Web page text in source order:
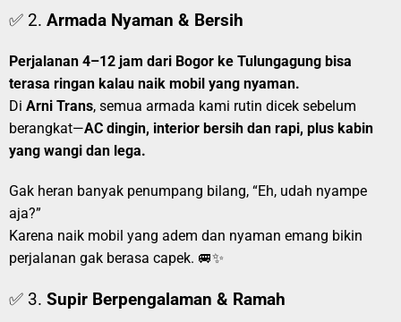
✅ 2. Armada Nyaman & Bersih
Perjalanan 4–12 jam dari Bogor ke Tulungagung bisa
terasa ringan kalau naik mobil yang nyaman.
Di Arni Trans, semua armada kami rutin dicek sebelum
berangkat—AC dingin, interior bersih dan rapi, plus kabin
yang wangi dan lega.
Gak heran banyak penumpang bilang, “Eh, udah nyampe
aja?”
Karena naik mobil yang adem dan nyaman emang bikin
perjalanan gak berasa capek. 🚐✨
✅ 3. Supir Berpengalaman & Ramah